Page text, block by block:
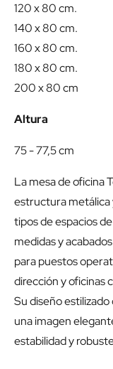
120 x 80 cm.
140 x 80 cm.
160 x 80 cm.
180 x 80 cm.
200 x 80 cm
Altura
75 - 77,5 cm
La mesa de oficina
estructura metálica
tipos de espacios
medidas y
para puestos
dirección y oficinas
Su diseño
una imagen
estabilidad y